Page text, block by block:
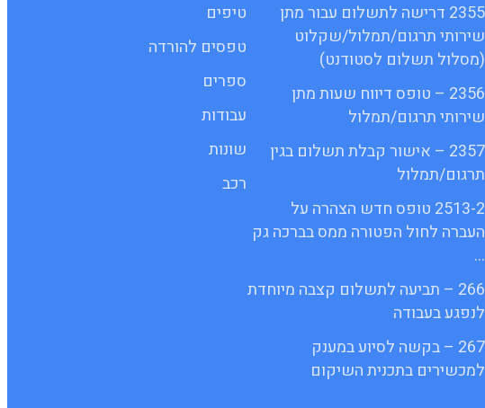
2355 דרישה לתשלום עבור מתן
שירותי תרגום/תמלול/שקלוט
(מסלול תשלום לסטודנט)
2356 – טופס דיווח שעות מתן
שירותי תרגום/תמלול
2357 – אישור קבלת תשלום בגין
תרגום/תמלול
2513-2 טופס חדש הצהרה על
העברה לחול הפטורה ממס בברכה גק
…
266 – תביעה לתשלום קצבה מיוחדת
לנפגע בעבודה
267 – בקשה לסיוע במענק
למכשירים בתכנית השיקום
טיפים
טפסים להורדה
ספרים
עבודות
שונות
רכב